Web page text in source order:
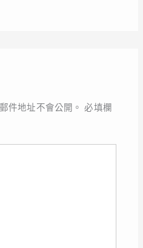
件地址不會公開。 必填欄